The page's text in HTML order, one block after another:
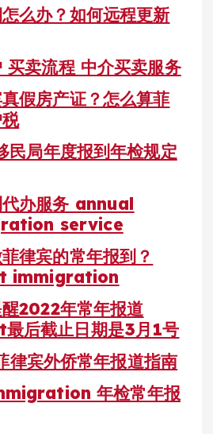
么办？如何远程更新
买卖流程 中介买卖服务
假房产证？怎么算菲
民局年度报到年检规定
代办服务 annual
service
律宾的常年报到？
immigration
2022年常年报道
后截止日期是3月1号
宾外侨常年报道指南
年检常年报